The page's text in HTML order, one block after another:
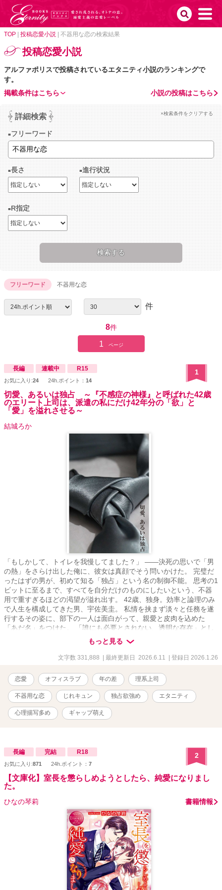
TOP 投稿恋愛小説 不器用な恋の検索結果
投稿恋愛小説
アルファポリスで投稿されているエタニティ小説のランキングで
す。
小説の投稿はこちら
掲載条件はこちら
詳細検索 ×検索条件をクリアする
フリーワード
長さ 進行状況
R指定
フリーワード 不器用な恋
件
8件
1 ページ
長編 連載中 R15
お気に入り:24 24h.ポイント： 14
1
切愛、あるいは独占 ～『不感症の神様』と呼ばれた42歳
のエリート上司は、派遣の私にだけ42年分の「欲」と
「愛」を溢れさせる～
結城ろか
「もしかして、トイレを我慢してました？」 ——決死の思いで「男
の熱」をさらけ出した俺に、彼女は真顔でそう問いかけた。 完璧だ
ったはずの男が、初めて知る「独占」という名の制御不能。 思考の1
ビットに至るまで、すべてを自分だけのものにしたいという、不器
用で重すぎるほどの渇望が溢れ出す。 42歳、独身。効率と論理のみ
で人生を構成してきた男、宇佐美圭。 私情を挟まず淡々と任務を遂
行するその姿に、部下の一人は面白がって、親愛と皮肉を込めた
「あだ名」をつけた。 「誰にも必要とされない、透明な存在」とし
て生きてきた派遣社員、三井ゆこ。 彼女が自分を律するために綴り
続けた『業務記録』 その実直さを、彼だけが「正解だ」と全肯定し
たあの日から、何かが狂い始めた。 鉄壁だったはずの彼の理性は、
侵食されていく。 思考の1ビットに至るまで、すべてを自分だけのも
のにしたい―― 自覚したときにはもう、その淡い微熱は不器用で重
すぎるほどの「独占欲」へと姿を変えていた。 「深夜の保健体育」
を開講してまで己の反応を必死に弁明する男と、それを切実な「体
の不調」と信じて疑わない、ちょっとズレた部下。 時に噛み合わな
い二人が織りなす「勘違い」に笑い、時に孤独な魂が触れ合う瞬間
おかしくて切実な大人の恋の物語。 ＊毎日21:00過ぎに更新予定です
＊ 【執着系エリート】×【不器用でちょっとズレた派遣社員】
もっと見る
文字数 331,888 | 最終更新日 2026.6.11 | 登録日 2026.1.26
恋愛 オフィスラブ 年の差 理系上司
不器用な恋 じれキュン 独占欲強め エタニティ
心理描写多め ギャップ萌え
長編 完結 R18
お気に入り:871 24h.ポイント： 7
2
【文庫化】室長を懲らしめようとしたら、純愛になりまし
た。
ひなの琴莉 書籍情報